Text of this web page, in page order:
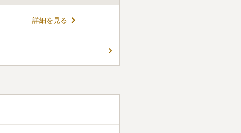
たいという願いに寄り添う新し
墓じまいや永代供養の費用が含
担がなく安心です。ステンドグ
季折々の自然に恵まれ、令和8年
完成しました。愛する家族やペ
詳細を見る